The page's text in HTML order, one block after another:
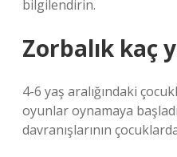
bilgilendirin.
Zorbalık kaç
4-6 yaş aralığındaki
oyunlar oynamaya
davranışlarının